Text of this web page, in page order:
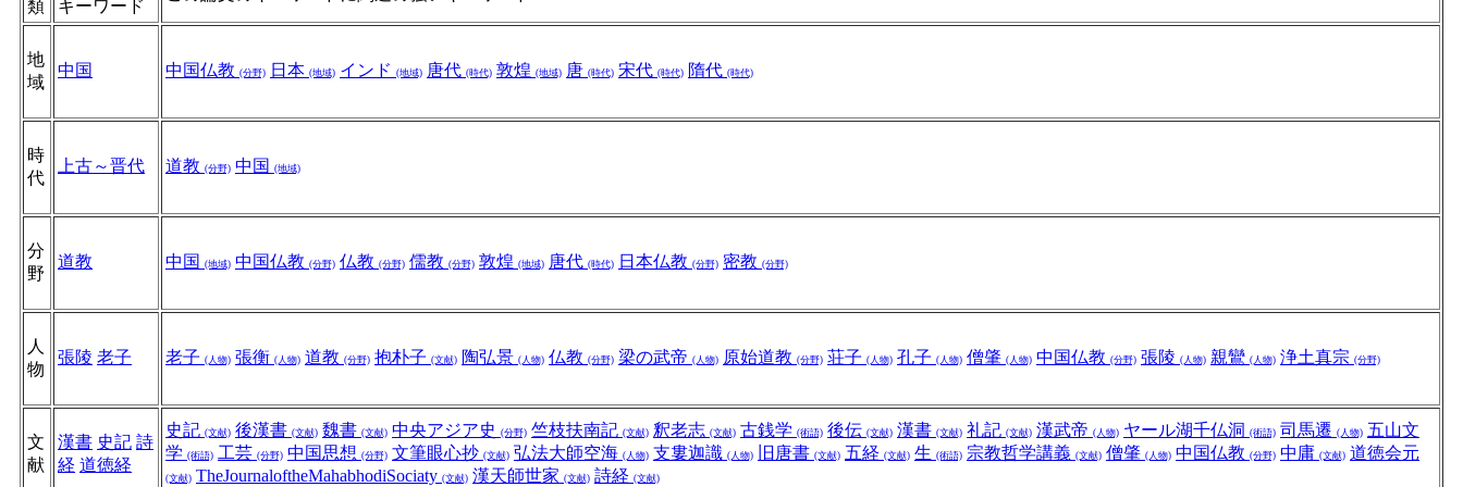
類 キーワード
地
域
中国 中国仏教 (分野) 日本 (地域) インド (地域) 唐代 (時代) 敦煌 (地域) 唐 (時代) 宋代 (時代) 隋代 (時代)
時
代
上古～晋代 道教 (分野) 中国 (地域)
分
野
道教 中国 (地域) 中国仏教 (分野) 仏教 (分野) 儒教 (分野) 敦煌 (地域) 唐代 (時代) 日本仏教 (分野) 密教 (分野)
人
物
張陵 老子 老子 (人物) 張衡 (人物) 道教 (分野) 抱朴子 (文献) 陶弘景 (人物) 仏教 (分野) 梁の武帝 (人物) 原始道教 (分野) 荘子 (人物) 孔子 (人物) 僧肇 (人物) 中国仏教 (分野) 張陵 (人物) 親鸞 (人物) 浄土真宗 (分野)
文
献
漢書 史記 詩
経 道徳経
史記 (文献) 後漢書 (文献) 魏書 (文献) 中央アジア史 (分野) 竺枝扶南記 (文献) 釈老志 (文献) 古銭学 (術語) 後伝 (文献) 漢書 (文献) 礼記 (文献) 漢武帝 (人物) ヤール湖千仏洞 (術語) 司馬遷 (人物) 五山文
学 (術語) 工芸 (分野) 中国思想 (分野) 文筆眼心抄 (文献) 弘法大師空海 (人物) 支婁迦識 (人物) 旧唐書 (文献) 五経 (文献) 生 (術語) 宗教哲学講義 (文献) 僧肇 (人物) 中国仏教 (分野) 中庸 (文献) 道徳会元
(文献) TheJournaloftheMahabhodiSociaty (文献) 漢天師世家 (文献) 詩経 (文献)